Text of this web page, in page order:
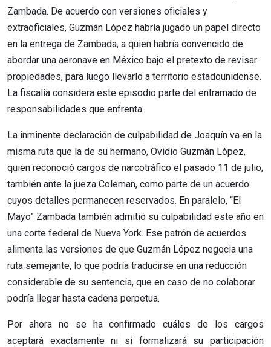
Zambada. De acuerdo con versiones oficiales y
extraoficiales, Guzmán López habría jugado un papel directo
en la entrega de Zambada, a quien habría convencido de
abordar una aeronave en México bajo el pretexto de revisar
propiedades, para luego llevarlo a territorio estadounidense.
La fiscalía considera este episodio parte del entramado de
responsabilidades que enfrenta.
La inminente declaración de culpabilidad de Joaquín va en la
misma ruta que la de su hermano, Ovidio Guzmán López,
quien reconoció cargos de narcotráfico el pasado 11 de julio,
también ante la jueza Coleman, como parte de un acuerdo
cuyos detalles permanecen reservados. En paralelo, “El
Mayo” Zambada también admitió su culpabilidad este año en
una corte federal de Nueva York. Ese patrón de acuerdos
alimenta las versiones de que Guzmán López negocia una
ruta semejante, lo que podría traducirse en una reducción
considerable de su sentencia, que en caso de no colaborar
podría llegar hasta cadena perpetua.
Por ahora no se ha confirmado cuáles de los cargos
aceptará exactamente ni si formalizará su participación